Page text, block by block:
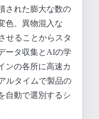
された膨大な数の
色、異物混入な
せることからスタ
ータ収集とAIの学
ンの各所に高速カ
ルタイムで製品の
自動で選別するシ